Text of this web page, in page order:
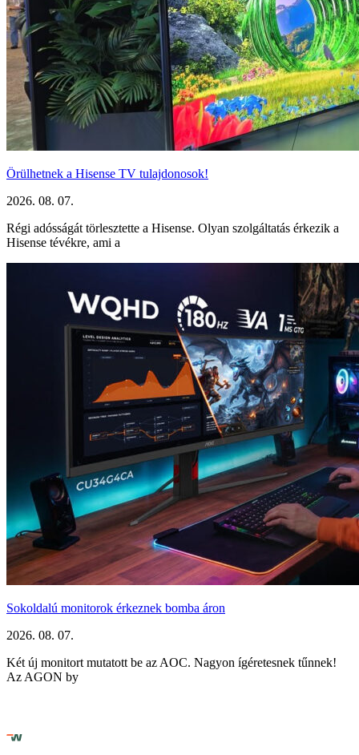
Örülhetnek a Hisense TV tulajdonosok!
2026. 08. 07.
Régi adósságát törlesztette a Hisense. Olyan szolgáltatás érkezik a
Hisense tévékre, ami a
Sokoldalú monitorok érkeznek bomba áron
2026. 08. 07.
Két új monitort mutatott be az AOC. Nagyon ígéretesnek tűnnek!
Az AGON by